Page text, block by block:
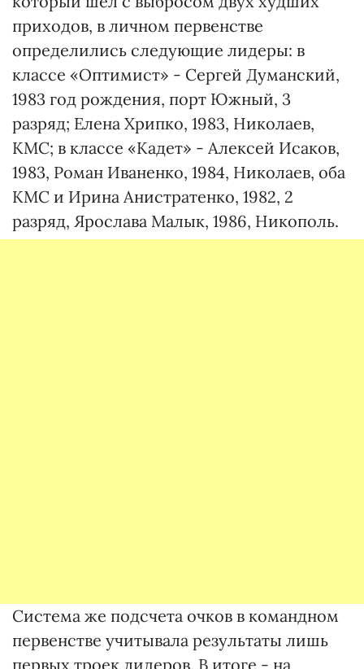
приходов, в личном первенстве
определились следующие лидеры: в
классе «Оптимист» - Сергей Думанский,
1983 год рождения, порт Южный, 3
разряд; Елена Хрипко, 1983, Николаев,
КМС; в классе «Кадет» - Алексей Исаков,
1983, Роман Иваненко, 1984, Николаев, оба
КМС и Ирина Анистратенко, 1982, 2
разряд, Ярослава Малык, 1986, Никополь.
Система же подсчета очков в командном
первенстве учитывала результаты лишь
первых троек лидеров. В итоге - на